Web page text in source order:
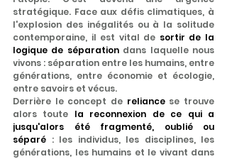
stratégique. Face aux défis climatiques, à
l'explosion des inégalités ou à la solitude
contemporaine, il est vital de sortir de la
logique de séparation dans laquelle nous
vivons : séparation entre les humains, entre
générations, entre économie et écologie,
entre savoirs et vécus.
Derrière le concept de reliance se trouve
alors toute la reconnexion de ce qui a
jusqu'alors été fragmenté, oublié ou
séparé : les individus, les disciplines, les
générations, les humains et le vivant dans